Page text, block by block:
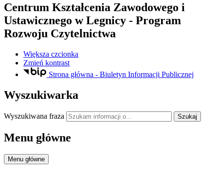
Centrum Kształcenia Zawodowego i
Ustawicznego w Legnicy - Program
Rozwoju Czytelnictwa
Większa czcionka
Zmień kontrast
Strona główna - Biuletyn Informacji Publicznej
Wyszukiwarka
Wyszukiwana fraza Szukaj
Menu główne
Menu główne